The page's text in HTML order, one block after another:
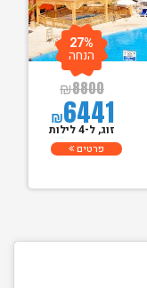
₪8800
₪6441
27%
הנחה
זוג, ל-4 לילות
פרטים